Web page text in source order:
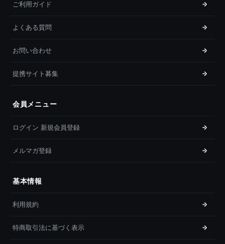
ご利用ガイド
よくある質問
お問い合わせ
提携サイト募集
会員メニュー
ログイン 新規会員登録
メルマガ登録
基本情報
利用規約
特商取引法に基づく表示